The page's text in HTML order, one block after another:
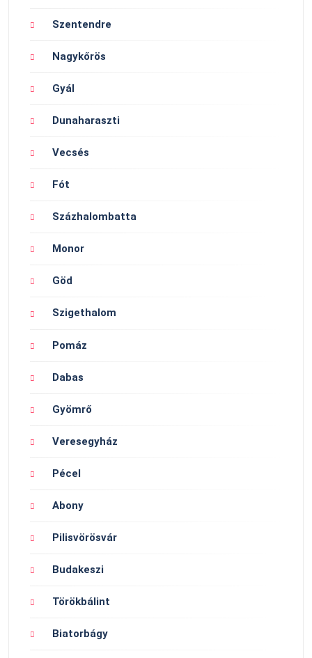
Szentendre
Nagykőrös
Gyál
Dunaharaszti
Vecsés
Fót
Százhalombatta
Monor
Göd
Szigethalom
Pomáz
Dabas
Gyömrő
Veresegyház
Pécel
Abony
Pilisvörösvár
Budakeszi
Törökbálint
Biatorbágy